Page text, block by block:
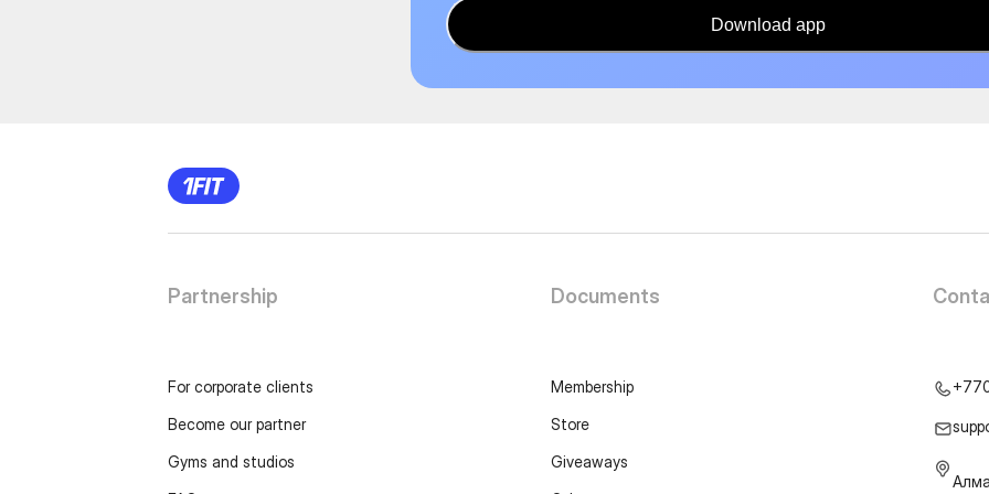
Download app
Partnership
For corporate clients
Become our partner
Gyms and studios
Documents
Membership
Store
Giveaways